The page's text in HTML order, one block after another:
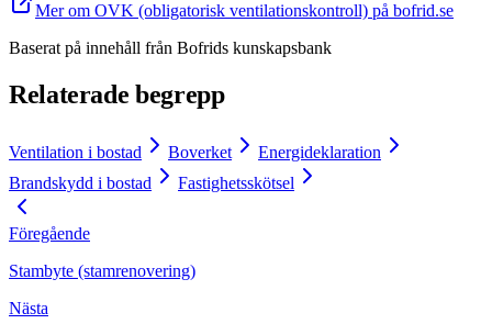
Mer om OVK (obligatorisk ventilationskontroll) på bofrid.se
Baserat på innehåll från Bofrids kunskapsbank
Relaterade begrepp
Ventilation i bostad Boverket
Energideklaration
Brandskydd i bostad
Fastighetsskötsel
Föregående
Stambyte (stamrenovering)
Nästa